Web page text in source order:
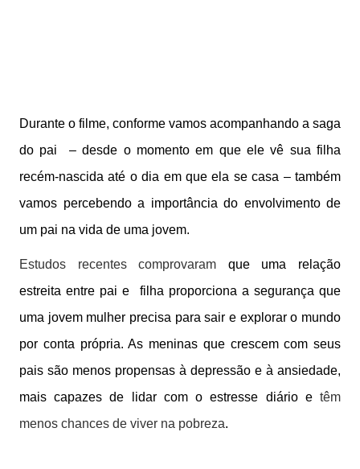
Durante o filme, conforme vamos acompanhando a saga
do pai – desde o momento em que ele vê sua filha
recém-nascida até o dia em que ela se casa – também
vamos percebendo a importância do envolvimento de
um pai na vida de uma jovem.
Estudos recentes comprovaram que uma relação
estreita entre pai e filha proporciona a segurança que
uma jovem mulher precisa para sair e explorar o mundo
por conta própria. As meninas que crescem com seus
pais são menos propensas à depressão e à ansiedade,
mais capazes de lidar com o estresse diário e têm
menos chances de viver na pobreza.